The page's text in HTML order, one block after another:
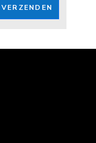
VERZENDEN